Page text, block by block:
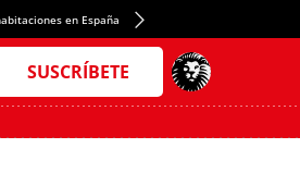
en España Crédito del Spotify Camp Nou